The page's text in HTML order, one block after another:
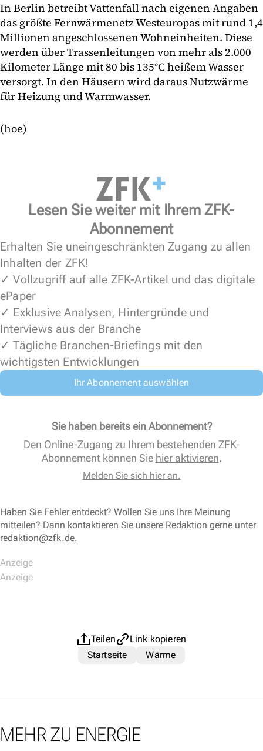
In Berlin betreibt Vattenfall nach eigenen Angaben
das größte Fernwärmenetz Westeuropas mit rund 1,4
Millionen angeschlossenen Wohneinheiten. Diese
werden über Trassenleitungen von mehr als 2.000
Kilometer Länge mit 80 bis 135°C heißem Wasser
versorgt. In den Häusern wird daraus Nutzwärme
für Heizung und Warmwasser.
(hoe)
Lesen Sie weiter mit Ihrem ZFK-
Abonnement
Erhalten Sie uneingeschränkten Zugang zu allen
Inhalten der ZFK!
✓ Vollzugriff auf alle ZFK-Artikel und das digitale
ePaper
✓ Exklusive Analysen, Hintergründe und
Interviews aus der Branche
✓ Tägliche Branchen-Briefings mit den
wichtigsten Entwicklungen
Ihr Abonnement auswählen
Sie haben bereits ein Abonnement?
Den Online-Zugang zu Ihrem bestehenden ZFK-
Abonnement können Sie hier aktivieren.
Melden Sie sich hier an.
Haben Sie Fehler entdeckt? Wollen Sie uns Ihre Meinung
mitteilen? Dann kontaktieren Sie unsere Redaktion gerne unter
redaktion@zfk.de.
Teilen
Link kopieren
Startseite
Wärme
MEHR ZU ENERGIE